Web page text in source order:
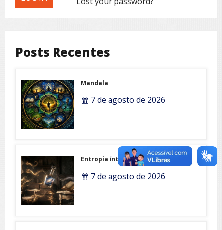
Posts Recentes
Mandala
7 de agosto de 2026
Entropia íntima
7 de agosto de 2026